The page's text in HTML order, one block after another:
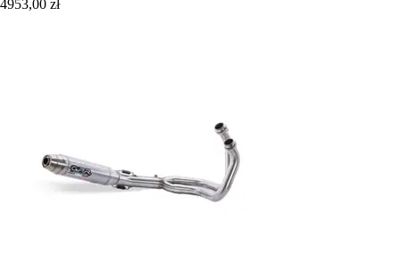
4953,00 zł